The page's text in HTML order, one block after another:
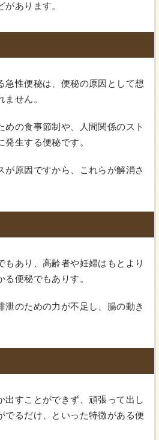
あります。
急性便秘は、便秘の原因として想
せん。
めの食事節制や、人間関係のスト
生する便秘です。
が原因ですから、これらが解消さ
もあり、高齢者や妊婦はもとより
便秘でもありす。
泄のための力が不足し、腸の動き
出すことができず、頑張って出し
でるだけ、といった特徴がある便